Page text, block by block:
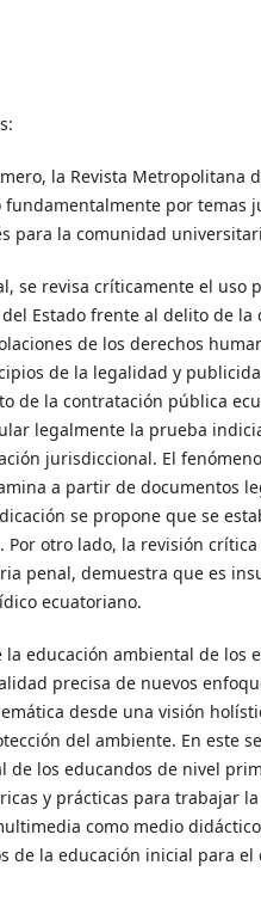
la Revista Metropolitana
por temas
para la comunidad
se revisa críticamente el uso
Estado frente al delito de la
de los derechos
de la legalidad y
de la contratación pública
legalmente la prueba
jurisdiccional. El
a partir de documentos
se propone que se
Por otro lado, la revisión
penal, demuestra que es
ecuatoriano.
la educación ambiental de los
precisa de nuevos
desde una visión
del ambiente. En este
de los educandos de nivel
y prácticas para trabajar
como medio
de la educación inicial para el